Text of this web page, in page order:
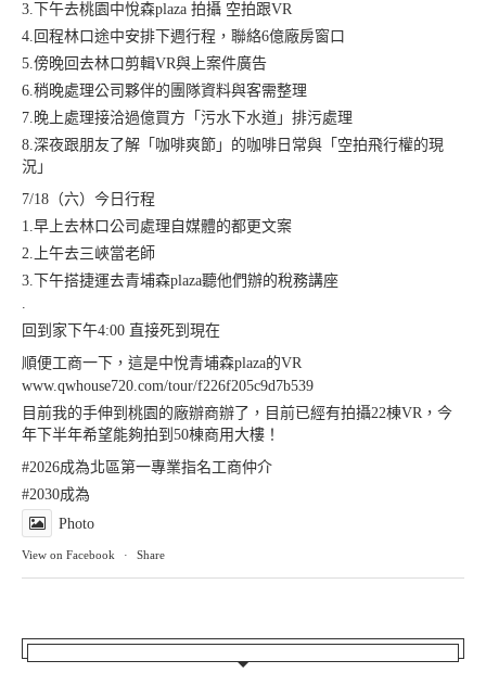
3.下午去桃園中悅森plaza 拍攝 空拍跟VR
4.回程林口途中安排下週行程，聯絡6億廠房窗口
5.傍晚回去林口剪輯VR與上案件廣告
6.稍晚處理公司夥伴的團隊資料與客需整理
7.晚上處理接洽過億買方「污水下水道」排污處理
8.深夜跟朋友了解「咖啡爽節」的咖啡日常與「空拍飛行權的現
況」
7/18（六）今日行程
1.早上去林口公司處理自媒體的都更文案
2.上午去三峽當老師
3.下午搭捷運去青埔森plaza聽他們辦的稅務講座
.
回到家下午4:00 直接死到現在
順便工商一下，這是中悅青埔森plaza的VR
www.qwhouse720.com/tour/f226f205c9d7b539
目前我的手伸到桃園的廠辦商辦了，目前已經有拍攝22棟VR，今
年下半年希望能夠拍到50棟商用大樓！
#2026成為北區第一專業指名工商仲介
#2030成為
Photo
View on Facebook · Share